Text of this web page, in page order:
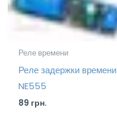
Реле времени
Реле задержки времени
NE555
89 грн.